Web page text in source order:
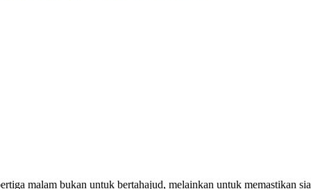
malam bukan untuk bertahajud, melainkan untuk memastikan